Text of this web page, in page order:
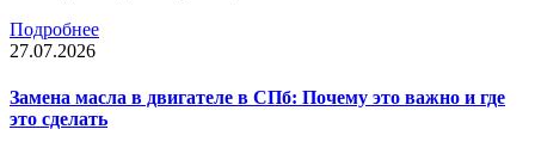
Подробнее
27.07.2026
Замена масла в двигателе в СПб: Почему это важно и где
это сделать